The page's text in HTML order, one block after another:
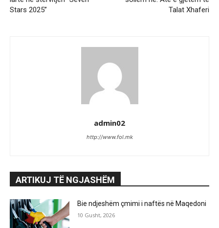
Stars 2025”
Talat Xhaferi
admin02
http://www.fol.mk
ARTIKUJ TË NGJASHËM
Bie ndjeshëm çmimi i naftës në Maqedoni
10 Gusht, 2026